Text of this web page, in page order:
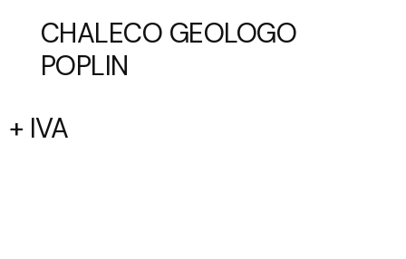
CHALECO GEOLOGO
POPLIN
+ IVA